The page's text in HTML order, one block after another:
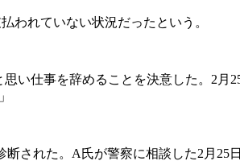
われていない状況だったという。
い仕事を辞めることを決意した。2
された。A氏が警察に相談した2月